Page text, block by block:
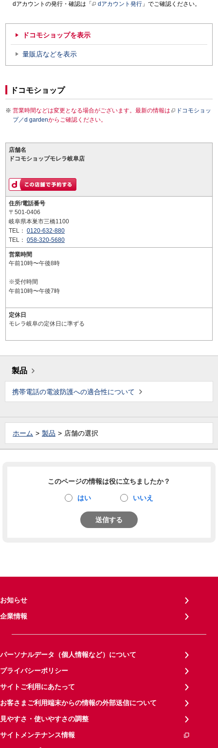
dアカウントの発行・確認は「
dアカウント発行 」でご確認ください。
ドコモショップを表示
量販店などを表示
ドコモショップ
営業時間などは変更となる場合がございます。最新の情報は
ドコモショッ
プ／d gardenからご確認ください。
店舗名
ドコモショップモレラ岐阜店
住所/電話番号
〒501-0406
岐阜県本巣市三橋1100
TEL： 0120-632-880
TEL： 058-320-5680
営業時間
午前10時〜午後8時
※受付時間
午前10時〜午後7時
定休日
モレラ岐阜の定休日に準ずる
製品
携帯電話の電波防護への適合性について
ホーム 製品 店舗の選択
このページの情報は役に立ちましたか？
はい いいえ
送信する
お知らせ
企業情報
パーソナルデータ（個人情報など）について
プライバシーポリシー
サイトご利用にあたって
お客さまご利用端末からの情報の外部送信について
見やすさ・使いやすさの調整
サイトメンテナンス情報